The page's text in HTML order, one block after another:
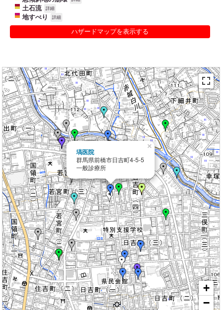
土石流 詳細
地すべり 詳細
ハザードマップを表示する
塙医院
群馬県前橋市日吉町4-5-5
一般診療所
×
+
−